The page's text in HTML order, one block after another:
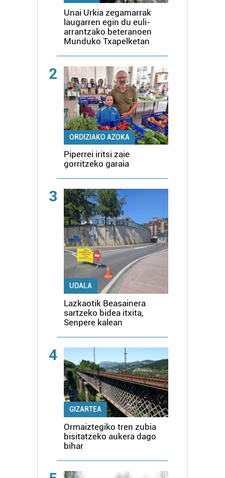
Unai Urkia zegamarrak
laugarren egin du euli-
arrantzako beteranoen
Munduko Txapelketan
2
ORDIZIAKO AZOKA
Piperrei iritsi zaie
gorritzeko garaia
3
UDALA
Lazkaotik Beasainera
sartzeko bidea itxita,
Senpere kalean
4
GIZARTEA
Ormaiztegiko tren zubia
bisitatzeko aukera dago
bihar